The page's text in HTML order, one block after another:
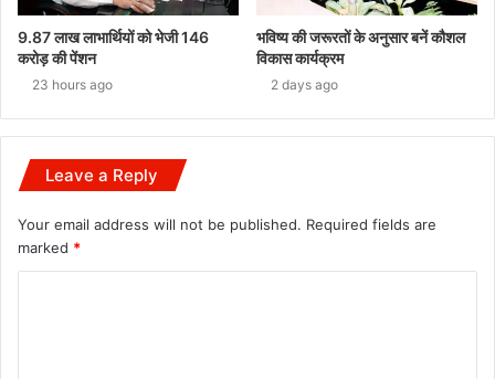
9.87 लाख लाभार्थियों को भेजी 146
करोड़ की पेंशन
23 hours ago
भविष्य की जरूरतों के अनुसार बनें कौशल
विकास कार्यक्रम
2 days ago
Leave a Reply
Your email address will not be published. Required fields are
marked *